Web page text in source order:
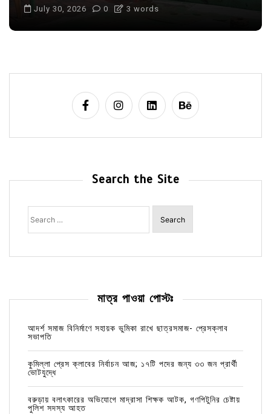
August 6, 2026 0
Search the Site
Search
for:
মাত্র পাওয়া পোস্টঃ
আদর্শ সমাজ বিনির্মাণে সহায়ক ভুমিকা রাখে ছাত্রসমাজ- প্রেসক্লাব
সভাপতি
কুমিল্লা প্রেস ক্লাবের নির্বাচন আজ; ১৭টি পদের জন্য ৩৩ জন প্রার্থী
ভোটযুদ্ধে
বরুড়ায় বলাৎকারের অভিযোগে মাদ্রাসা শিক্ষক আটক, গণপিটুনির চেষ্টায়
পুলিশ সদস্য আহত